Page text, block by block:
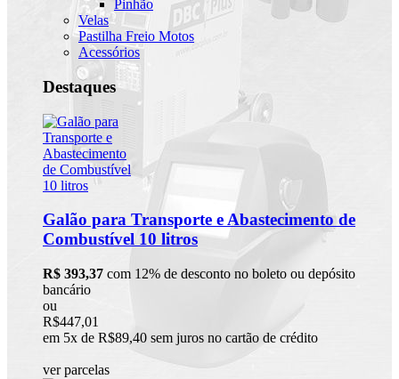
Pinhão
Velas
Pastilha Freio Motos
Acessórios
Destaques
Galão para Transporte e Abastecimento de
Combustível 10 litros
R$ 393,37 com 12% de desconto no boleto ou depósito
bancário
ou
R$447,01
em 5x de R$89,40 sem juros no cartão de crédito
ver parcelas